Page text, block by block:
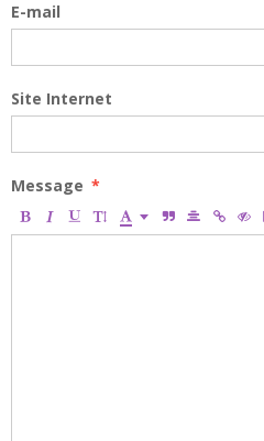
E-mail
Site Internet
Message